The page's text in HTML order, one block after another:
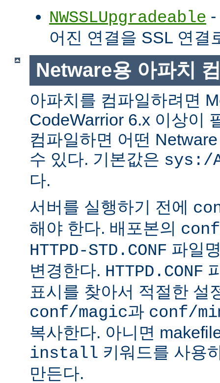
NWSSLUpgradeable
어진 연결을 SSL 연결
Netware용 아파치
아파치를 컴파일하려면
CodeWarrior 6.x 이상이
컴파일하면 어떤
수 있다. 기본값은 sys:/
다.
서버를 실행하기 전에
해야 한다. 배포본의 conf
HTTPD-STD.CONF 파일
변경한다. HTTPD.CONF
표시를 찾아서 적절한 설
conf/magic과 conf/
복사한다. 아니면
install 키워드를 사용
만든다.